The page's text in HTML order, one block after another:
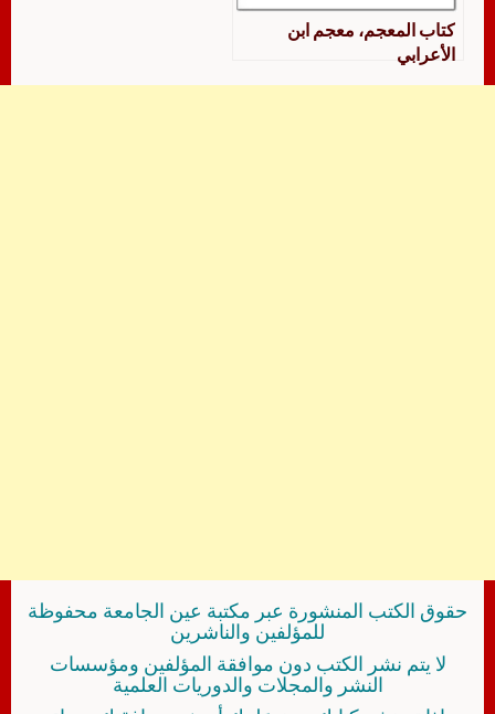
كتاب المعجم، معجم ابن
الأعرابي
حقوق الكتب المنشورة عبر مكتبة عين الجامعة محفوظة
للمؤلفين والناشرين
لا يتم نشر الكتب دون موافقة المؤلفين ومؤسسات
النشر والمجلات والدوريات العلمية